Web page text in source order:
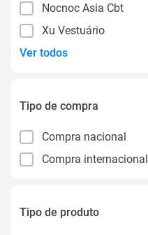
Nocnoc Asia Cbt
Xu Vestuário
Ver todos
Tipo de compra
Compra nacional
Compra internacional
Tipo de produto